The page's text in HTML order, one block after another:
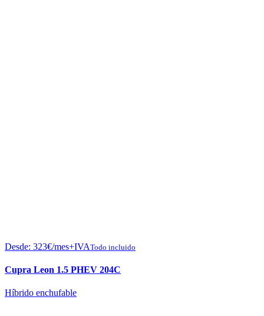
Desde: 323€/mes+IVATodo incluido
Cupra Leon 1.5 PHEV 204C
Híbrido enchufable